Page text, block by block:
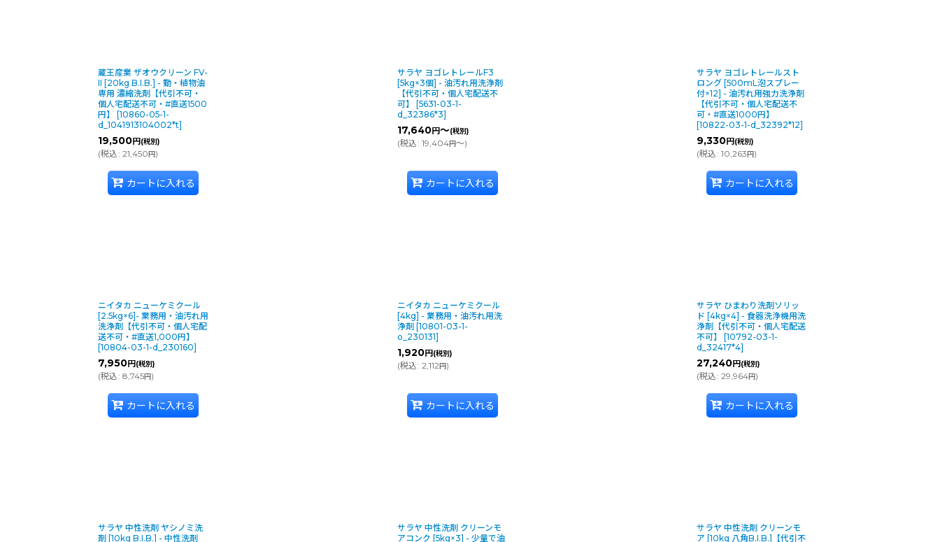
蔵王産業 ザオウクリーン FV-
II [20kg B.I.B.] - 動・植物油
専用 濃縮洗剤【代引不可・
個人宅配送不可・#直送1500
円】
[10860-05-1-
d_1041913104002*t]
19,500円(税別)
(税込: 21,450円)
カートに入れる
サラヤ ヨゴレトレールF3
[5kg×3個] - 油汚れ用洗浄剤
【代引不可・個人宅配送不
可】
[5631-03-1-
d_32386*3]
17,640円～(税別)
(税込: 19,404円～)
カートに入れる
サラヤ ヨゴレトレールスト
ロング [500mL泡スプレー
付×12] - 油汚れ用強力洗浄剤
【代引不可・個人宅配送不
可・#直送1000円】
[10822-03-1-d_32392*12]
9,330円(税別)
(税込: 10,263円)
カートに入れる
ニイタカ ニューケミクール
[2.5kg×6]- 業務用・油汚れ用
洗浄剤【代引不可・個人宅配
送不可・#直送1,000円】
[10804-03-1-d_230160]
7,950円(税別)
(税込: 8,745円)
カートに入れる
ニイタカ ニューケミクール
[4kg] - 業務用・油汚れ用洗
浄剤 [10801-03-1-
o_230131]
1,920円(税別)
(税込: 2,112円)
カートに入れる
サラヤ ひまわり洗剤ソリッ
ド [4kg×4] - 食器洗浄機用洗
浄剤【代引不可・個人宅配送
不可】
[10792-03-1-
d_32417*4]
27,240円(税別)
(税込: 29,964円)
カートに入れる
サラヤ 中性洗剤 ヤシノミ洗
剤 [10kg B.I.B.] - 中性洗剤
サラヤ 中性洗剤 クリーンモ
アコンク [5kg×3] - 少量で油
サラヤ 中性洗剤 クリーンモ
ア [10kg 八角B.I.B.]【代引不